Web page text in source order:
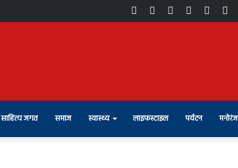
Instagram
Youtube
Facebook
साहित्य जगत समाज स्वास्थ्य लाइफस्टाइल पर्यटन